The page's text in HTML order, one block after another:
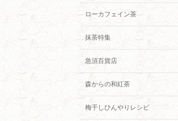
ローカフェイン茶
抹茶特集
急須百貨店
森からの和紅茶
梅干しひんやりレシピ